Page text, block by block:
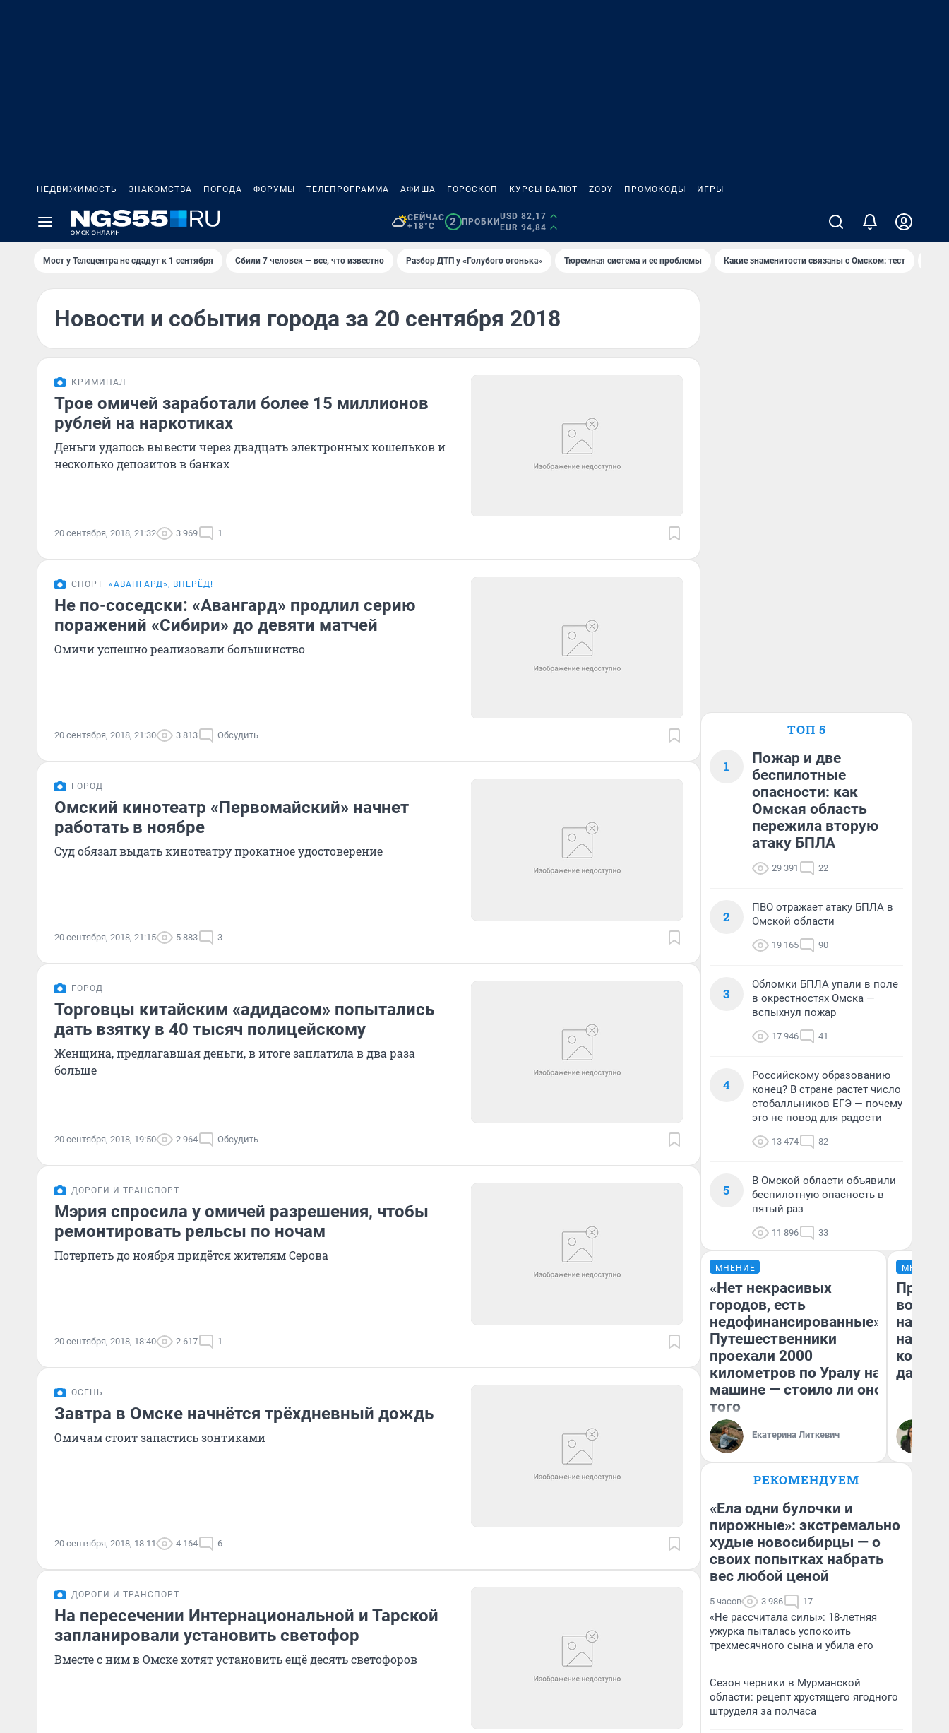
НЕДВИЖИМОСТЬ ЗНАКОМСТВА ПОГОДА ФОРУМЫ ТЕЛЕПРОГРАММА АФИША ГОРОСКОП КУРСЫ ВАЛЮТ ZODY ПРОМОКОДЫ ИГРЫ
СЕЙЧАС
+18°C
2 ПРОБКИ
USD 82,17
EUR 94,84
Мост у Телецентра не сдадут к 1 сентября Сбили 7 человек — все, что известно Разбор ДТП у «Голубого огонька» Тюремная система и ее проблемы Какие знаменитости связаны с Омском: тест
Новости и события города за 20 сентября 2018
КРИМИНАЛ
Трое омичей заработали более 15 миллионов
рублей на наркотиках
Деньги удалось вывести через двадцать электронных кошельков и
несколько депозитов в банках
20 сентября, 2018, 21:32 3 969 1
СПОРТ «АВАНГАРД», ВПЕРЁД!
Не по-соседски: «Авангард» продлил серию
поражений «Сибири» до девяти матчей
Омичи успешно реализовали большинство
20 сентября, 2018, 21:30 3 813 Обсудить
ГОРОД
Омский кинотеатр «Первомайский» начнет
работать в ноябре
Суд обязал выдать кинотеатру прокатное удостоверение
20 сентября, 2018, 21:15 5 883 3
ГОРОД
Торговцы китайским «адидасом» попытались
дать взятку в 40 тысяч полицейскому
Женщина, предлагавшая деньги, в итоге заплатила в два раза
больше
20 сентября, 2018, 19:50 2 964 Обсудить
ДОРОГИ И ТРАНСПОРТ
Мэрия спросила у омичей разрешения, чтобы
ремонтировать рельсы по ночам
Потерпеть до ноября придётся жителям Серова
20 сентября, 2018, 18:40 2 617 1
ОСЕНЬ
Завтра в Омске начнётся трёхдневный дождь
Омичам стоит запастись зонтиками
20 сентября, 2018, 18:11 4 164 6
ДОРОГИ И ТРАНСПОРТ
На пересечении Интернациональной и Тарской
запланировали установить светофор
Вместе с ним в Омске хотят установить ещё десять светофоров
ТОП 5
1
Пожар и две
беспилотные
опасности: как
Омская область
пережила вторую
атаку БПЛА
29 391 22
2
ПВО отражает атаку БПЛА в
Омской области
19 165 90
3
Обломки БПЛА упали в поле
в окрестностях Омска —
вспыхнул пожар
17 946 41
4
Российскому образованию
конец? В стране растет число
стобалльников ЕГЭ — почему
это не повод для радости
13 474 82
5
В Омской области объявили
беспилотную опасность в
пятый раз
11 896 33
МНЕНИЕ
«Нет некрасивых
городов, есть
недофинансированные».
Путешественники
проехали 2000
километров по Уралу на
машине — стоило ли оно
того
Екатерина Литкевич
МНЕНИЕ
нам
даже
РЕКОМЕНДУЕМ
«Ела одни булочки и
пирожные»: экстремально
худые новосибирцы — о
своих попытках набрать
вес любой ценой
5 часов 3 986 17
«Не рассчитала силы»: 18-летняя
ужурка пыталась успокоить
трехмесячного сына и убила его
Сезон черники в Мурманской
области: рецепт хрустящего ягодного
штруделя за полчаса